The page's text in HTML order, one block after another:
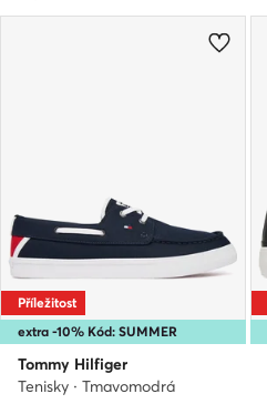
extra -10% Kód: SUMMER
Příležitost
Tommy Hilfiger
Tenisky · Tmavomodrá